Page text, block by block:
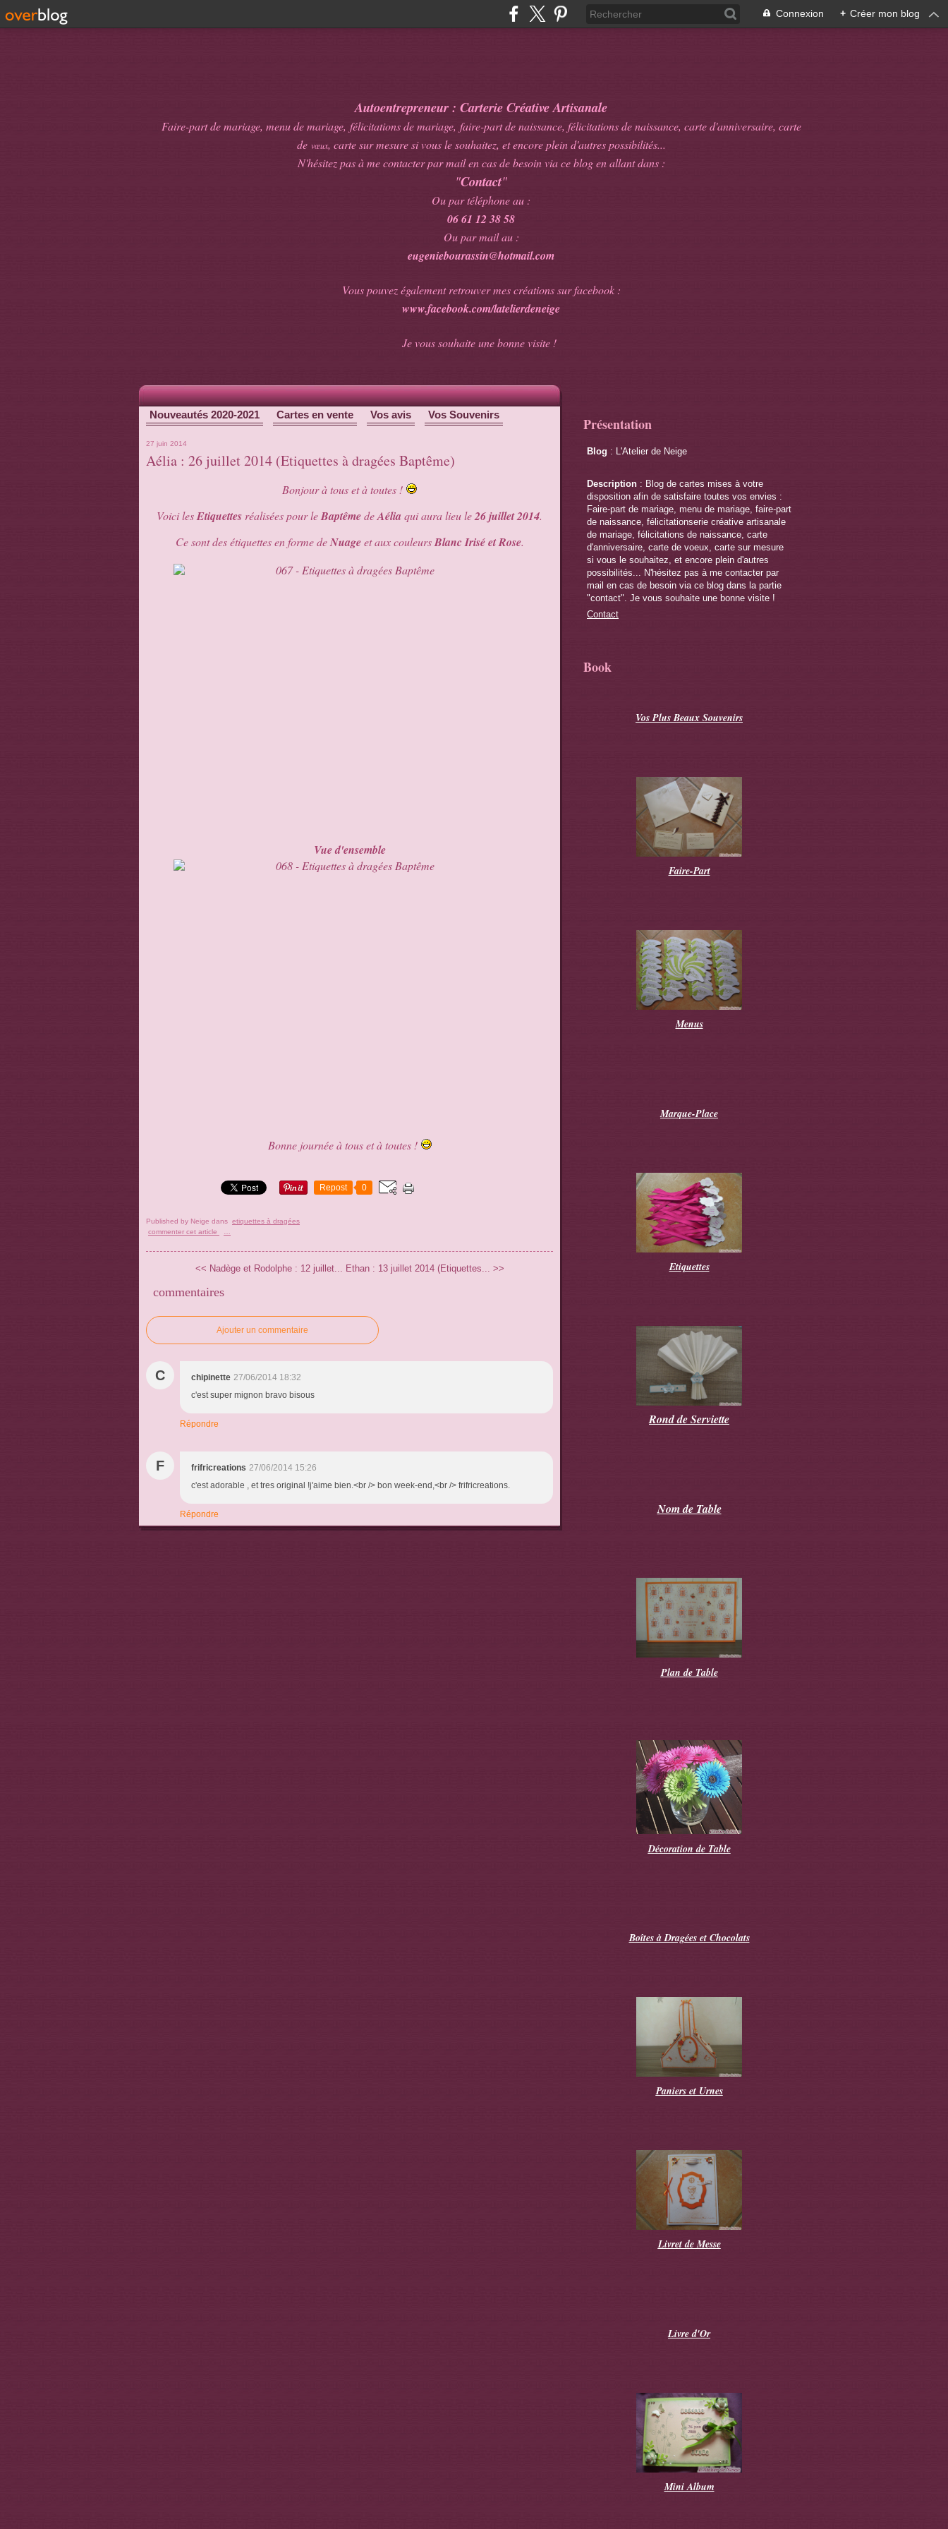
Connexion + Créer mon blog
Autoentrepreneur : Carterie Créative Artisanale
Faire-part de mariage, menu de mariage, félicitations de mariage, faire-part de naissance, félicitations de naissance, carte d'anniversaire, carte
de vœux, carte sur mesure si vous le souhaitez, et encore plein d'autres possibilités...
N'hésitez pas à me contacter par mail en cas de besoin via ce blog en allant dans :
"Contact"
Ou par téléphone au :
06 61 12 38 58
Ou par mail au :
eugeniebourassin@hotmail.com
Vous pouvez également retrouver mes créations sur facebook :
www.facebook.com/latelierdeneige
Je vous souhaite une bonne visite !
Nouveautés 2020-2021 Cartes en vente Vos avis Vos Souvenirs
27 juin 2014
Aélia : 26 juillet 2014 (Etiquettes à dragées Baptême)
Bonjour à tous et à toutes !
Voici lesEtiquettes réalisées pour leBaptêmedeAélia qui aura lieu le26 juillet 2014.
Ce sont des étiquettes en forme deNuageet aux couleursBlanc Irisé et Rose.
Vue d'ensemble
Bonne journée à tous et à toutes !
Repost 0
Published by Neige dans etiquettes à dragées
commenter cet article
<< Nadège et Rodolphe : 12 juillet... Ethan : 13 juillet 2014 (Etiquettes... >>
commentaires
Ajouter un commentaire
C chipinette 27/06/2014 18:32
c'est super mignon bravo bisous
Répondre
F frifricreations 27/06/2014 15:26
c'est adorable , et tres original !j'aime bien.<br /> bon week-end,<br /> frifricreations.
Répondre
Présentation
Blog : L'Atelier de Neige
Description : Blog de cartes mises à votre
disposition afin de satisfaire toutes vos envies :
Faire-part de mariage, menu de mariage, faire-part
de naissance, félicitationserie créative artisanale
de mariage, félicitations de naissance, carte
d'anniversaire, carte de voeux, carte sur mesure
si vous le souhaitez, et encore plein d'autres
possibilités... N'hésitez pas à me contacter par
mail en cas de besoin via ce blog dans la partie
"contact". Je vous souhaite une bonne visite !
Contact
Book
Vos Plus Beaux Souvenirs
Faire-Part
Menus
Marque-Place
Etiquettes
Rond de Serviette
Nom de Table
Plan de Table
Décoration de Table
Boîtes à Dragées et Chocolats
Paniers et Urnes
Livret de Messe
Livre d'Or
Mini Album